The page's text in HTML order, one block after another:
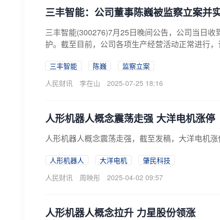
三丰智能：公司董事陈巍被监察立案并
三丰智能(300276)7月25日晚间公告，公司当日
护。截至目前，公司各项生产经营活动正常进行
三丰智能 陈巍
监察立案
人民财讯
李在山 2025-07-25 18:16
人形机器人概念震荡走强 大洋电机涨停
人形机器人概念震荡走强，截至发稿，大洋电机
人形机器人 大洋电机
肇民科技
人民财讯
周映彤 2025-04-02 09:57
人形机器人概念拉升 力星股份领涨